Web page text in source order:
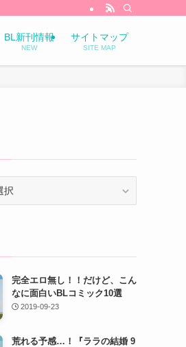
BL新刊情報
NEW
サイトマップ
SITE MAP
完全エロ無し！！だけど、こん
なに面白いBLコミック10選
2019-09-23
荒れる予感…！『ララの結婚 9